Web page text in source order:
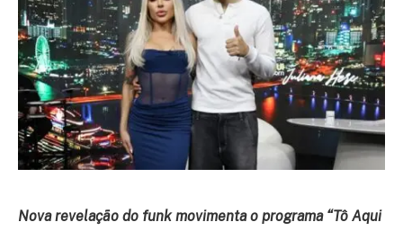
Nova revelação do funk movimenta o programa “Tô Aqui